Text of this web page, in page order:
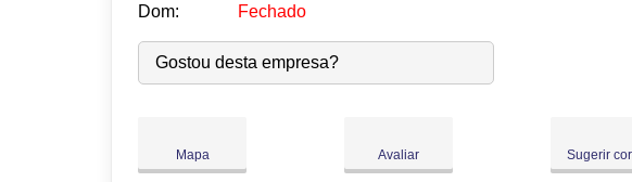
Dom:
Fechado
Seg: 09:00
Ter:
09:00-18:00
Sex:
Gostou desta empresa?
Mapa Avaliar Sugerir